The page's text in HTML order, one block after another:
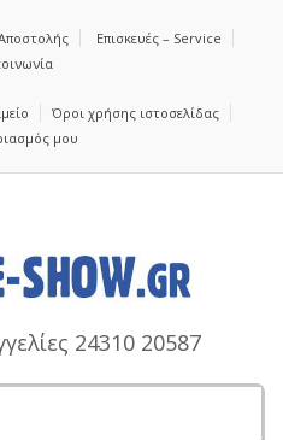
Επισκευές – Service
Όροι χρήσης ιστοσελίδας
μου
24310 20587